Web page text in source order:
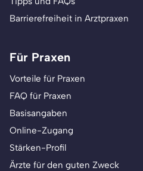
Barrierefreiheit in Arztpraxen
Für Praxen
Vorteile für Praxen
FAQ für Praxen
Basisangaben
Online-Zugang
Stärken-Profil
Ärzte für den guten Zweck